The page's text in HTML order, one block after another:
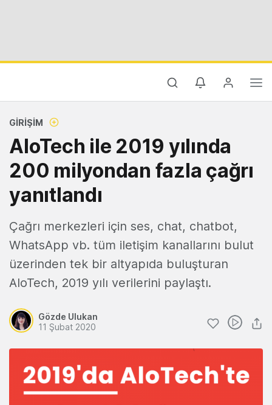
GIRIŞIM
AloTech ile 2019 yılında
200 milyondan fazla çağrı
yanıtlandı
Çağrı merkezleri için ses, chat, chatbot,
WhatsApp vb. tüm iletişim kanallarını bulut
üzerinden tek bir altyapıda buluşturan
AloTech, 2019 yılı verilerini paylaştı.
Gözde Ulukan
11 Şubat 2020